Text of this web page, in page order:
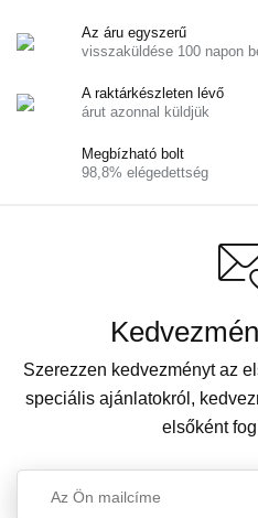
Az áru egyszerű
visszaküldése 100 napon
A raktárkészleten lévő
árut azonnal küldjük
Megbízható bolt
98,8% elégedettség
Szerezzen kedvezményt az
speciális ajánlatokról,
elsőként